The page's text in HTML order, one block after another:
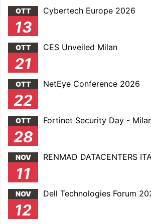
OTT
13
Cybertech Europe 2026
OTT
21
CES Unveiled Milan
OTT
22
NetEye Conference 2026
OTT
28
Fortinet Security Day -
NOV
11
RENMAD DATACENTERS
NOV
12
Dell Technologies Forum